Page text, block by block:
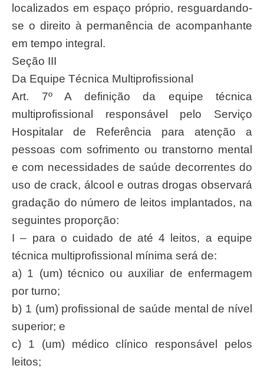
localizados em espaço próprio, resguardando-
se o direito à permanência de acompanhante
em tempo integral.
Seção III
Da Equipe Técnica Multiprofissional
Art. 7º A definição da equipe técnica
multiprofissional responsável pelo Serviço
Hospitalar de Referência para atenção a
pessoas com sofrimento ou transtorno mental
e com necessidades de saúde decorrentes do
uso de crack, álcool e outras drogas observará
gradação do número de leitos implantados, na
seguintes proporção:
I – para o cuidado de até 4 leitos, a equipe
técnica multiprofissional mínima será de:
a) 1 (um) técnico ou auxiliar de enfermagem
por turno;
b) 1 (um) profissional de saúde mental de nível
superior; e
c) 1 (um) médico clínico responsável pelos
leitos;